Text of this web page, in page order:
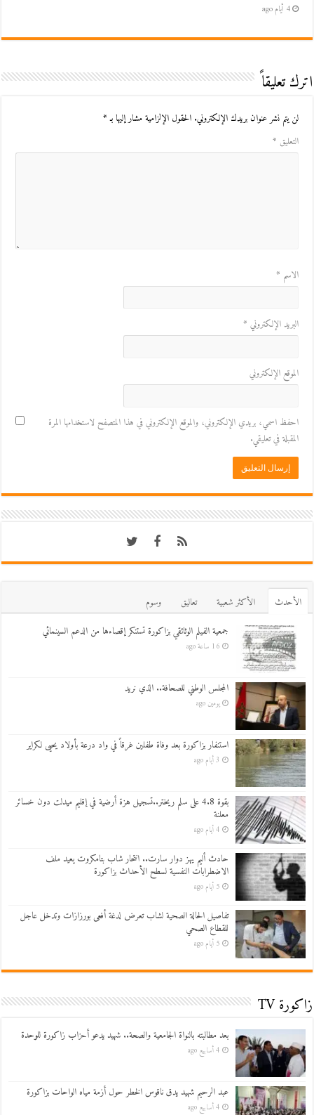
4 أيام ago
اترك تعليقاً
لن يتم نشر عنوان بريدك الإلكتروني. الحقول الإلزامية مشار إليها بـ*
التعليق *
الاسم *
البريد الإلكتروني *
الموقع الإلكتروني
احفظ اسمي، بريدي الإلكتروني، والموقع الإلكتروني في هذا المتصفح لاستخدامها المرة
المقبلة في تعليقي.
اﻷحدث اﻷكثر شعبية تعاليق
وسوم
جمعية الفيلم الوثائقي بزاكورة تستنكر إقصاءها من الدعم السينمائي
16 ساعة ago
المجلس الوطني للصحافة.. الذي نريد
يومين ago
استنفار بزاكورة بعد وفاة طفلين غرقاً في واد درعة بأولاد يحيى لكراير
3 أيام ago
بقوة 4.8 على سلم ريختر..تسجيل هزة أرضية في إقليم ميدلت دون خسائر
معلنة
4 أيام ago
حادث أليم يهز دوار سارت.. انتحار شاب بتامكروت يعيد ملف
الاضطرابات النفسية لسطح الأحداث بزاكورة
5 أيام ago
تفاصيل الحالة الصحية لشاب تعرض لدغة أفعى بورزازات وتدخل عاجل
للقطاع الصحي
5 أيام ago
زاكورة TV
بعد مطالبته بالنواة الجامعية والصحة.. شهيد يدعو أحزاب زاكورة للوحدة
4 أسابيع ago
عبد الرحيم شهيد يدق ناقوس الخطر حول أزمة مياه الواحات بزاكورة
4 أسابيع ago